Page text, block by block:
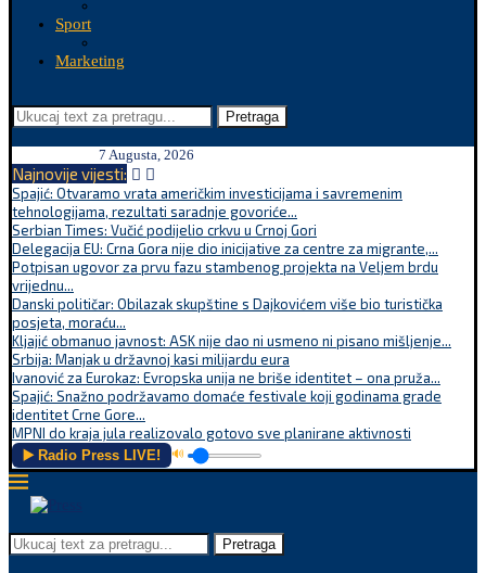
Sport
Marketing
Pretraga
7 Augusta, 2026
Najnovije vijesti:
Spajić: Otvaramo vrata američkim investicijama i savremenim
tehnologijama, rezultati saradnje govoriće...
Serbian Times: Vučić podijelio crkvu u Crnoj Gori
Delegacija EU: Crna Gora nije dio inicijative za centre za migrante,...
Potpisan ugovor za prvu fazu stambenog projekta na Veljem brdu
vrijednu...
Danski političar: Obilazak skupštine s Dajkovićem više bio turistička
posjeta, moraću...
Kljajić obmanuo javnost: ASK nije dao ni usmeno ni pisano mišljenje...
Srbija: Manjak u državnoj kasi milijardu eura
Ivanović za Eurokaz: Evropska unija ne briše identitet – ona pruža...
Spajić: Snažno podržavamo domaće festivale koji godinama grade
identitet Crne Gore...
MPNI do kraja jula realizovalo gotovo sve planirane aktivnosti
▶️ Radio Press LIVE! 🔊
Pretraga